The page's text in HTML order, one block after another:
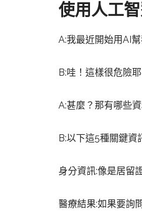
使用人工
A:我最近開始用AI
B:哇！這樣很危險
A:甚麼？那有哪些
B:以下這5種關鍵資
身分資訊:像是居留
醫療結果:如果要詢